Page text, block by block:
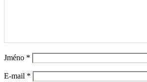
Jméno *
E-mail *